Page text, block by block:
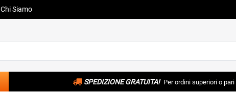
Chi Siamo
SPEDIZIONE GRATUITA! Per ordini superiori o pari